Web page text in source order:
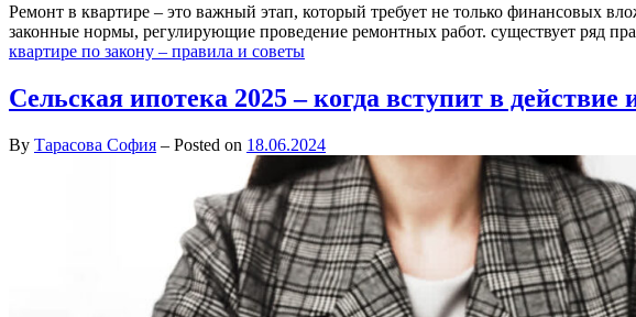
Ремонт в квартире – это важный этап, который требует не только финансовых
законные нормы, регулирующие проведение ремонтных работ. существует ряд
квартире по закону – правила и советы
Сельская ипотека 2025 – когда вступит в действие
By Тарасова София – Posted on 18.06.2024